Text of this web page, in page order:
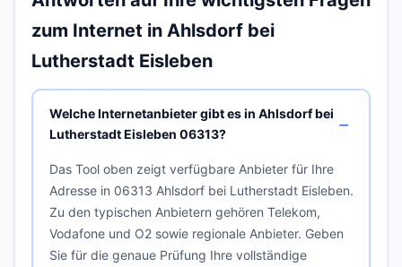
zum Internet in Ahlsdorf bei
Lutherstadt Eisleben
Welche Internetanbieter gibt es in Ahlsdorf bei
Lutherstadt Eisleben 06313?
Das Tool oben zeigt verfügbare Anbieter für Ihre
Adresse in 06313 Ahlsdorf bei Lutherstadt Eisleben.
Zu den typischen Anbietern gehören Telekom,
Vodafone und O2 sowie regionale Anbieter. Geben
Sie für die genaue Prüfung Ihre vollständige